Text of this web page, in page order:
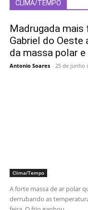
CLIMA/TEMPO
Madrugada mais
Gabriel do Oeste
da massa polar
Antonio Soares - 25 de junho
Clima/Tempo
A forte massa de ar polar
derrubando as